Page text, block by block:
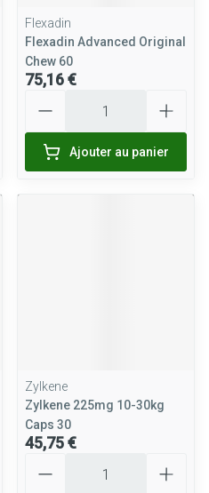
Flexadin
Flexadin Advanced Original
Chew 60
75,16 €
Ajouter au panier
Zylkene
Zylkene 225mg 10-30kg
Caps 30
45,75 €